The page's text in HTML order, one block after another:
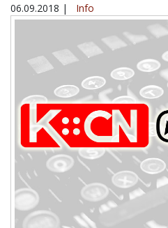
06.09.2018 | Info